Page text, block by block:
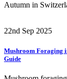
Autumn in
22nd Sep 2025
Mushroom Foraging
Guide